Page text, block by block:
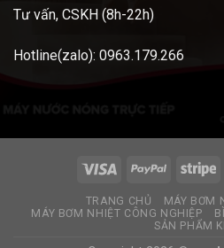
Tư vấn, CSKH (8h-22h)
Hotline(zalo): 0963.179.266
TRANG CHỦ
MÁY BƠM
MÁY BƠM NHIỆT CÔNG NGHIỆP
SẢN PHẨM